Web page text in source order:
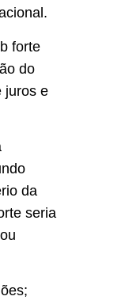
forte
do
juros e
da
seria